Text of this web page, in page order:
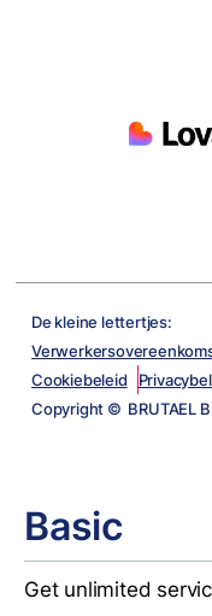
De kleine lettertjes:
Cookiebeleid
Copyright © BRUTAEL
Basic
Get unlimited